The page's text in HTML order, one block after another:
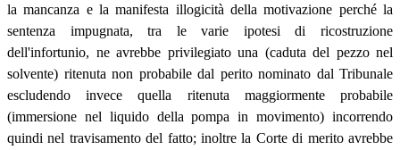
la mancanza e la manifesta illogicità della motivazione perché la
sentenza impugnata, tra le varie ipotesi di ricostruzione
dell'infortunio, ne avrebbe privilegiato una (caduta del pezzo nel
solvente) ritenuta non probabile dal perito nominato dal Tribunale
escludendo invece quella ritenuta maggiormente probabile
(immersione nel liquido della pompa in movimento) incorrendo
quindi nel travisamento del fatto; inoltre la Corte di merito avrebbe